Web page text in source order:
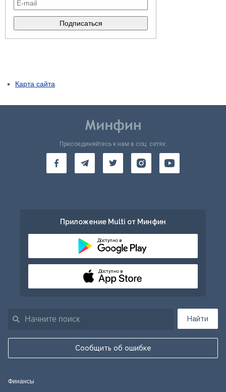
Карта сайта
Найти
Сообщить об ошибке
Присоединяйтесь к нам в соц. сетях:
Приложение Multi от Минфин
Доступно в
Доступно в
Финансы